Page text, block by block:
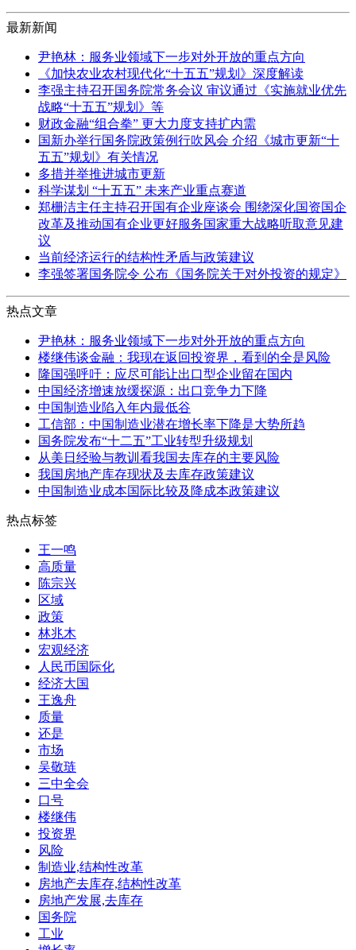
最新新闻
尹艳林：服务业领域下一步对外开放的重点方向
《加快农业农村现代化“十五五”规划》深度解读
李强主持召开国务院常务会议 审议通过《实施就业优先
战略“十五五”规划》等
财政金融“组合拳” 更大力度支持扩内需
国新办举行国务院政策例行吹风会 介绍《城市更新“十
五五”规划》有关情况
多措并举推进城市更新
科学谋划 “十五五” 未来产业重点赛道
郑栅洁主任主持召开国有企业座谈会 围绕深化国资国企
改革及推动国有企业更好服务国家重大战略听取意见建
议
当前经济运行的结构性矛盾与政策建议
李强签署国务院令 公布《国务院关于对外投资的规定》
热点文章
尹艳林：服务业领域下一步对外开放的重点方向
楼继伟谈金融：我现在返回投资界，看到的全是风险
隆国强呼吁：应尽可能让出口型企业留在国内
中国经济增速放缓探源：出口竞争力下降
中国制造业陷入年内最低谷
工信部：中国制造业潜在增长率下降是大势所趋
国务院发布“十二五”工业转型升级规划
从美日经验与教训看我国去库存的主要风险
我国房地产库存现状及去库存政策建议
中国制造业成本国际比较及降成本政策建议
热点标签
王一鸣
高质量
陈宗兴
区域
政策
林兆木
宏观经济
人民币国际化
经济大国
王逸舟
质量
还是
市场
吴敬琏
三中全会
口号
楼继伟
投资界
风险
制造业,结构性改革
房地产去库存,结构性改革
房地产发展,去库存
国务院
工业